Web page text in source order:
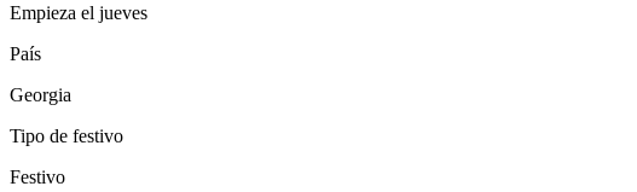
Empieza el jueves
País
Georgia
Tipo de festivo
Festivo